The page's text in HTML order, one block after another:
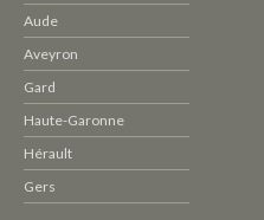
Aude
Aveyron
Gard
Haute-Garonne
Hérault
Gers